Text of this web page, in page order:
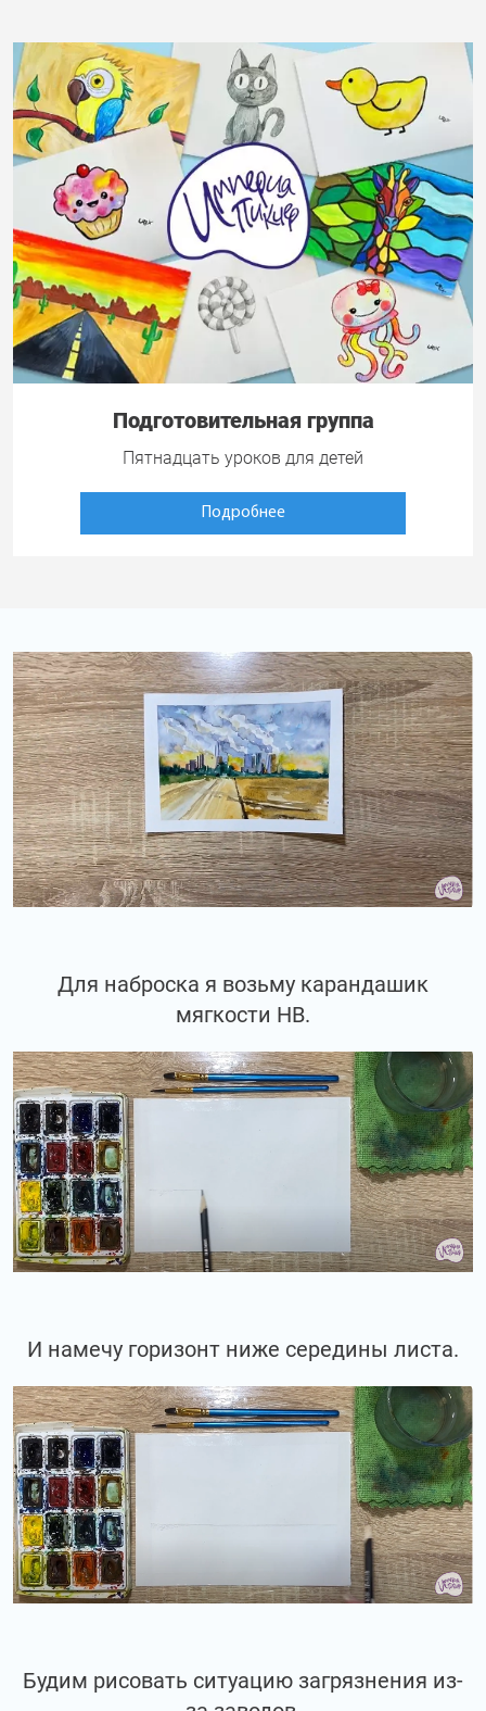
Подготовительная группа
Пятнадцать уроков для детей
Подробнее
Для наброска я возьму карандашик
мягкости НВ.
И намечу горизонт ниже середины листа.
Будим рисовать ситуацию загрязнения из-